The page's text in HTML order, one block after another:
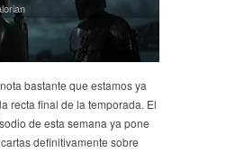
bastante que estamos ya
recta final de la temporada. El
de esta semana ya pone
definitivamente sobre